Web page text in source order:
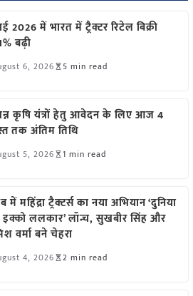
2026 में भारत में ट्रैक्टर रिटेल बिक्री
बढ़ी
6, 2026 5 min read
कृषि यंत्रों हेतु आवेदन के लिए आज 4
तक अंतिम तिथि
5, 2026 1 min read
में महिंद्रा ट्रैक्टर्स का नया अभियान ‘दुनिया
इक्को ललकार’ लॉन्च, सुखबीर सिंह और
वर्मा बने चेहरा
4, 2026 2 min read